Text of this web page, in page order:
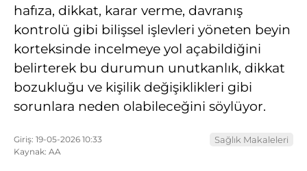
hafıza, dikkat, karar verme, davranış
kontrolü gibi bilişsel işlevleri yöneten beyin
korteksinde incelmeye yol açabildiğini
belirterek bu durumun unutkanlık, dikkat
bozukluğu ve kişilik değişiklikleri gibi
sorunlara neden olabileceğini söylüyor.
Giriş: 19-05-2026 10:33
Kaynak: AA
Sağlık Makaleleri